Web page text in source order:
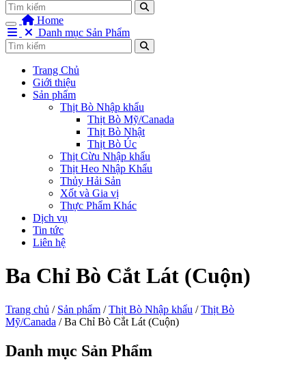
Home
Danh mục Sản Phẩm
Trang Chủ
Giới thiệu
Sản phẩm
Thịt Bò Nhập khẩu
Thịt Bò Mỹ/Canada
Thịt Bò Nhật
Thịt Bò Úc
Thịt Cừu Nhập khẩu
Thịt Heo Nhập Khẩu
Thủy Hải Sản
Xốt và Gia vị
Thực Phẩm Khác
Dịch vụ
Tin tức
Liên hệ
Ba Chỉ Bò Cắt Lát (Cuộn)
Trang chủ / Sản phẩm /Thịt Bò Nhập khẩu /Thịt Bò
Mỹ/Canada / Ba Chỉ Bò Cắt Lát (Cuộn)
Danh mục Sản Phẩm